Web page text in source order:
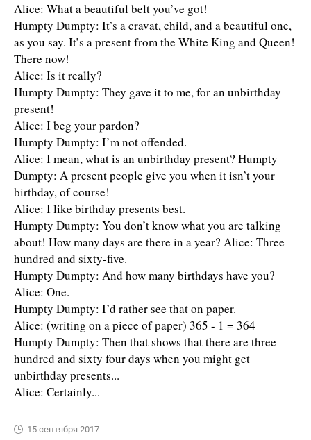
Alice: What a beautiful belt you’ve got!
Humpty Dumpty: It’s a cravat, child, and a beautiful one,
as you say. It’s a present from the White King and Queen!
There now!
Alice: Is it really?
Humpty Dumpty: They gave it to me, for an unbirthday
present!
Alice: I beg your pardon?
Humpty Dumpty: I’m not offended.
Alice: I mean, what is an unbirthday present? Humpty
Dumpty: A present people give you when it isn’t your
birthday, of course!
Alice: I like birthday presents best.
Humpty Dumpty: You don’t know what you are talking
about! How many days are there in a year? Alice: Three
hundred and sixty-five.
Humpty Dumpty: And how many birthdays have you?
Alice: One.
Humpty Dumpty: I’d rather see that on paper.
Alice: (writing on a piece of paper) 365 - 1 = 364
Humpty Dumpty: Then that shows that there are three
hundred and sixty four days when you might get
unbirthday presents...
Alice: Certainly...
15 сентября 2017